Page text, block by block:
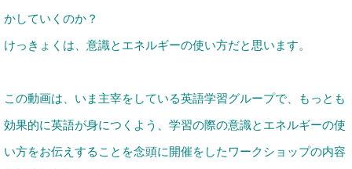
かしていくのか？
けっきょくは、意識とエネルギーの使い方だと思います。
この動画は、いま主宰をしている英語学習グループで、もっとも
効果的に英語が身につくよう、学習の際の意識とエネルギーの使
い方をお伝えすることを念頭に開催をしたワークショップの内容